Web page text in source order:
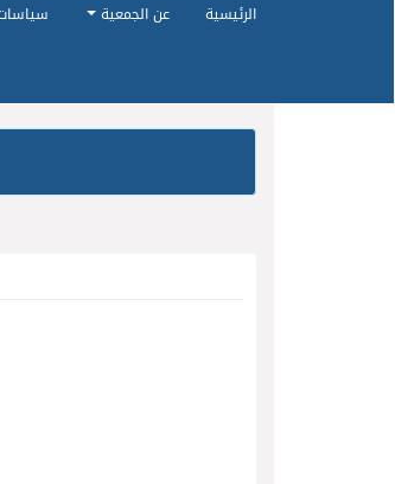
الرئيسية عن الجمعية